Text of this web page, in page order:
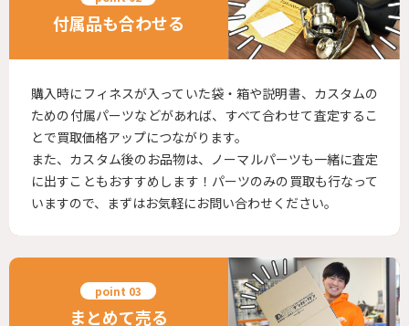
付属品も合わせる
購入時にフィネスが入っていた袋・箱や説明書、カスタムの
ための付属パーツなどがあれば、すべて合わせて査定するこ
とで買取価格アップにつながります。
また、カスタム後のお品物は、ノーマルパーツも一緒に査定
に出すこともおすすめします！パーツのみの買取も行なって
いますので、まずはお気軽にお問い合わせください。
まとめて売る